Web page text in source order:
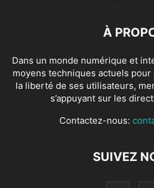
À
Dans un monde numérique et
moyens techniques actuels
la liberté de ses utilisateurs,
s’appuyant sur les
Contactez-nous:
SUIVEZ